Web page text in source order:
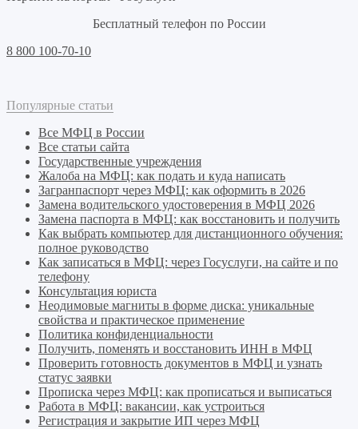
Бесплатный телефон по России
8 800 100-70-10
Популярные статьи
Все МФЦ в России
Все статьи сайта
Государственные учреждения
Жалоба на МФЦ: как подать и куда написать
Загранпаспорт через МФЦ: как оформить в 2026
Замена водительского удостоверения в МФЦ 2026
Замена паспорта в МФЦ: как восстановить и получить
Как выбрать компьютер для дистанционного обучения:
полное руководство
Как записаться в МФЦ: через Госуслуги, на сайте и по
телефону
Консультация юриста
Неодимовые магниты в форме диска: уникальные
свойства и практическое применение
Политика конфиденциальности
Получить, поменять и восстановить ИНН в МФЦ
Проверить готовность документов в МФЦ и узнать
статус заявки
Прописка через МФЦ: как прописаться и выписаться
Работа в МФЦ: вакансии, как устроиться
Регистрация и закрытие ИП через МФЦ